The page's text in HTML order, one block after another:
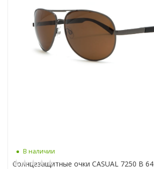
В наличии
Солнцезащитные очки CASUAL 7250 B 64